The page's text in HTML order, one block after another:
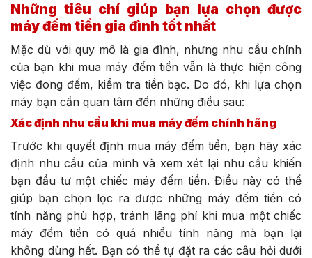
Những tiêu chí giúp bạn lựa chọn được
máy đếm tiền gia đình tốt nhất
Mặc dù với quy mô là gia đình, nhưng nhu cầu chính
của bạn khi mua máy đếm tiền vẫn là thực hiện công
việc đong đếm, kiểm tra tiền bạc. Do đó, khi lựa chọn
máy bạn cần quan tâm đến những điều sau:
Xác định nhu cầu khi mua máy đếm chính hãng
Trước khi quyết định mua máy đếm tiền, bạn hãy xác
định nhu cầu của mình và xem xét lại nhu cầu khiến
bạn đầu tư một chiếc máy đếm tiền. Điều này có thể
giúp bạn chọn lọc ra được những máy đếm tiền có
tính năng phù hợp, tránh lãng phí khi mua một chiếc
máy đếm tiền có quá nhiều tính năng mà bạn lại
không dùng hết. Bạn có thể tự đặt ra các câu hỏi dưới